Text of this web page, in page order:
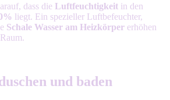
dass die Luftfeuchtigkeit in den
liegt. Ein spezieller Luftbefeuchter,
Schale Wasser am Heizkörper erhöhen
und baden